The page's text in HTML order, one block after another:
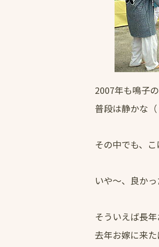
2007年も鳴子
普段は静かな
その中でも、
いや～、良かっ
そういえば長
去年お嫁に来た